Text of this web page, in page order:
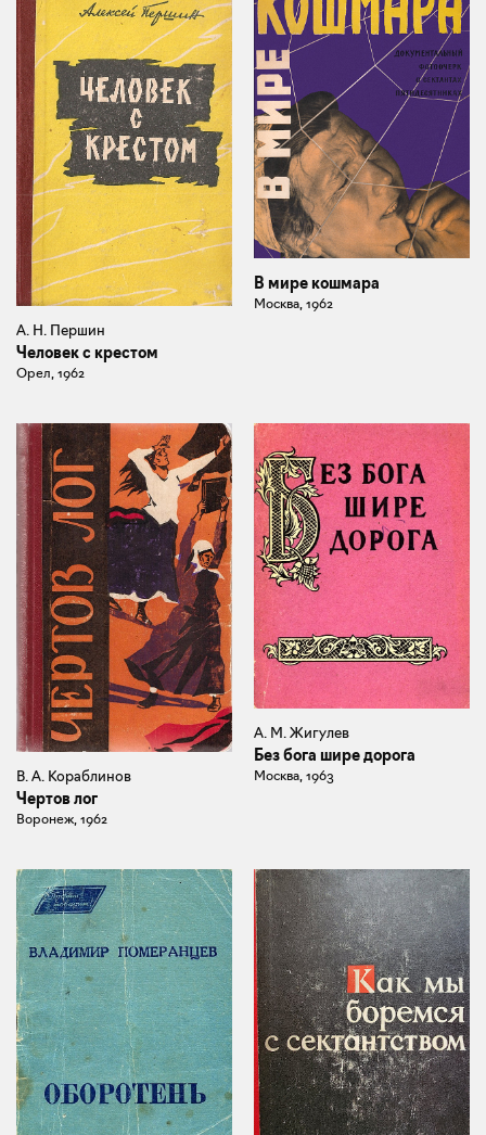
А. Н. Першин
Человек с крестом
Орел, 1962
В мире кошмара
Москва, 1962
В. А. Кораблинов
Чертов лог
Воронеж, 1962
А. М. Жигулев
Без бога шире дорога
Москва, 1963